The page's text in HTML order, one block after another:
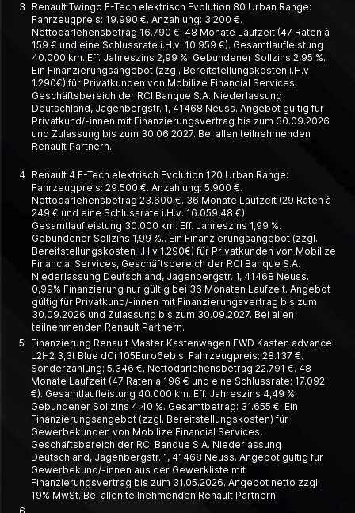
3
Renault Twingo E-Tech elektrisch Evolution 80 Urban Range:
Fahrzeugpreis: 19.990 €. Anzahlung: 3.200 €.
Nettodarlehensbetrag 16.790 €. 48 Monate Laufzeit (47 Raten à
159 € und eine Schlussrate i.H.v. 10.959 €). Gesamtlaufleistung
40.000 km. Eff. Jahreszins 2,99 %. Gebundener Sollzins 2,95 %.
Ein Finanzierungsangebot (zzgl. Bereitstellungskosten i.H.v
1.290€) für Privatkunden von Mobilize Financial Services,
Geschäftsbereich der RCI Banque S.A. Niederlassung
Deutschland, Jagenbergstr. 1, 41468 Neuss. Angebot gültig für
Privatkund/-innen mit Finanzierungsvertrag bis zum 30.09.2026
und Zulassung bis zum 30.06.2027. Bei allen teilnehmenden
Renault Partnern.
4 Renault 4 E-Tech elektrisch Evolution 120 Urban Range:
Fahrzeugpreis: 29.500 €. Anzahlung: 5.900 €.
Nettodarlehensbetrag 23.600 €. 36 Monate Laufzeit (29 Raten à
249 € und eine Schlussrate i.H.v. 16.059,48 €).
Gesamtlaufleistung 30.000 km. Eff. Jahreszins 1,99 %.
Gebundener Sollzins 1,99 %.. Ein Finanzierungsangebot (zzgl.
Bereitstellungskosten i.H.v 1.290€) für Privatkunden von Mobilize
Financial Services, Geschäftsbereich der RCI Banque S.A.
Niederlassung Deutschland, Jagenbergstr. 1, 41468 Neuss.
0,99% Finanzierung nur gültig bei 36 Monaten Laufzeit. Angebot
gültig für Privatkund/-innen mit Finanzierungsvertrag bis zum
30.09.2026 und Zulassung bis zum 30.09.2027. Bei allen
teilnehmenden Renault Partnern.
5
Finanzierung Renault Master Kastenwagen FWD Kasten advance
L2H2 3,3t Blue dCi 105Euro6ebis: Fahrzeugpreis: 28.137 €.
Sonderzahlung: 5.346 €. Nettodarlehensbetrag 22.791 €. 48
Monate Laufzeit (47 Raten à 196 € und eine Schlussrate: 17.092
€). Gesamtlaufleistung 40.000 km. Eff. Jahreszins 4,49 %.
Gebundener Sollzins 4,40 %. Gesamtbetrag: 31.655 €. Ein
Finanzierungsangebot (zzgl. Bereitstellungskosten) für
Gewerbekunden von Mobilize Financial Services,
Geschäftsbereich der RCI Banque S.A. Niederlassung
Deutschland, Jagenbergstr. 1, 41468 Neuss. Angebot gültig für
Gewerbekund/-innen aus der Gewerkliste mit
Finanzierungsvertrag bis zum 31.05.2026. Angebot netto zzgl.
19% MwSt. Bei allen teilnehmenden Renault Partnern.